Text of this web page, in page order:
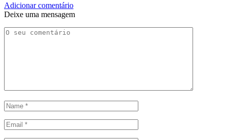
Adicionar comentário
Deixe uma mensagem